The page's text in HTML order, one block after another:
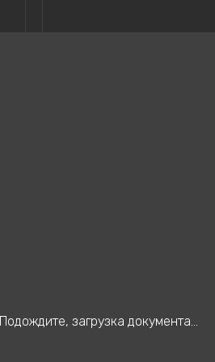
Подождите, загрузка документа...